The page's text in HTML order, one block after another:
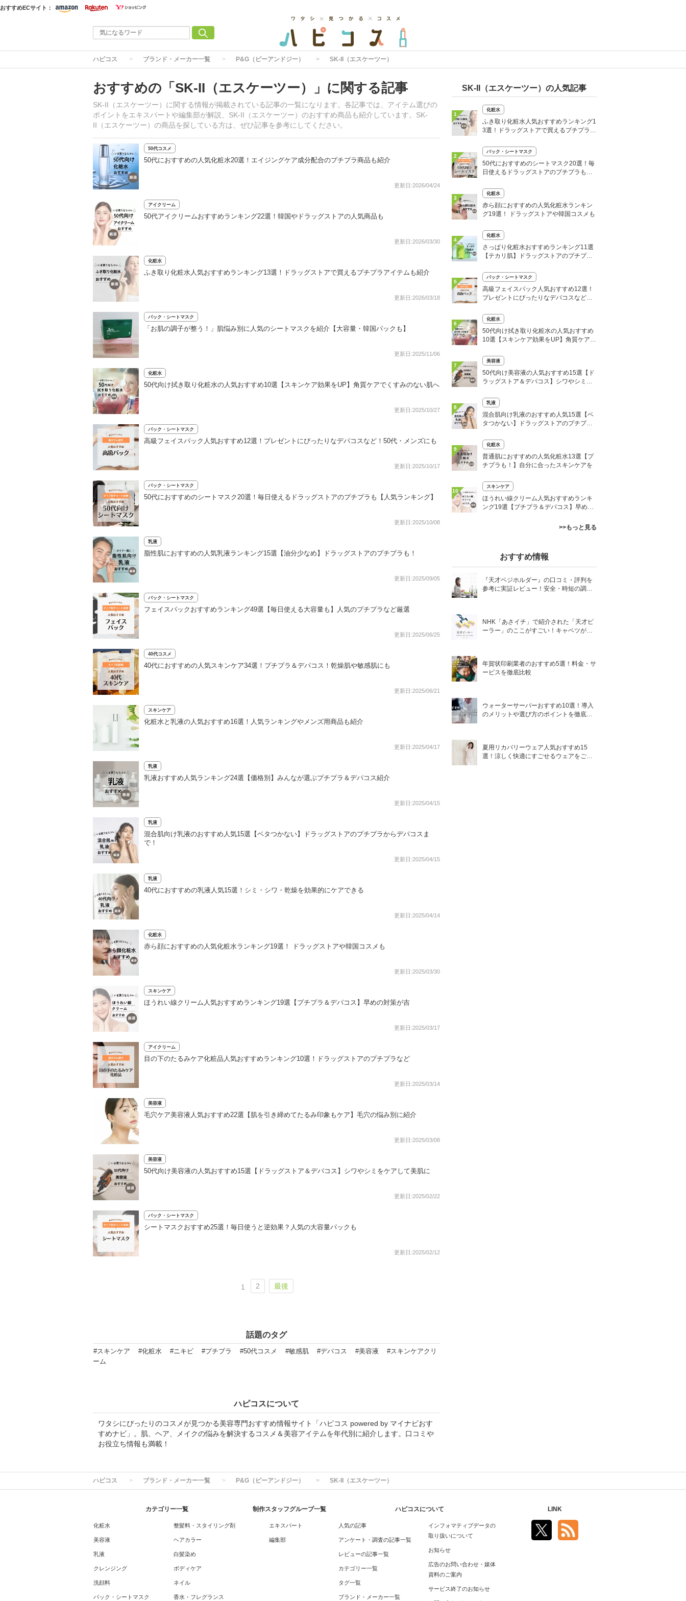
おすすめECサイト：
ハピコス ブランド・メーカー一覧 P&G（ピーアンドジー） SK-II（エスケーツー）
おすすめの「SK-II（エスケーツー）」に関する記事
SK-II（エスケーツー）に関する情報が掲載されている記事の一覧になります。各記事では、アイテム選びの
ポイントをエキスパートや編集部が解説、SK-II（エスケーツー）のおすすめ商品も紹介しています。SK-
II（エスケーツー）の商品を探している方は、ぜひ記事を参考にしてください。
50代コスメ
50代におすすめの人気化粧水20選！エイジングケア成分配合のプチプラ商品も紹介
更新日:2026/04/24
アイクリーム
50代アイクリームおすすめランキング22選！韓国やドラッグストアの人気商品も
更新日:2026/03/30
化粧水
ふき取り化粧水人気おすすめランキング13選！ドラッグストアで買えるプチプラアイテムも紹介
更新日:2026/03/18
パック・シートマスク
「お肌の調子が整う！」肌悩み別に人気のシートマスクを紹介【大容量・韓国パックも】
更新日:2025/11/06
化粧水
50代向け拭き取り化粧水の人気おすすめ10選【スキンケア効果をUP】角質ケアでくすみのない肌へ
更新日:2025/10/27
パック・シートマスク
高級フェイスパック人気おすすめ12選！プレゼントにぴったりなデパコスなど！50代・メンズにも
更新日:2025/10/17
パック・シートマスク
50代におすすめのシートマスク20選！毎日使えるドラッグストアのプチプラも【人気ランキング】
更新日:2025/10/08
乳液
脂性肌におすすめの人気乳液ランキング15選【油分少なめ】ドラッグストアのプチプラも！
更新日:2025/09/05
パック・シートマスク
フェイスパックおすすめランキング49選【毎日使える大容量も】人気のプチプラなど厳選
更新日:2025/06/25
40代コスメ
40代におすすめの人気スキンケア34選！プチプラ＆デパコス！乾燥肌や敏感肌にも
更新日:2025/06/21
スキンケア
化粧水と乳液の人気おすすめ16選！人気ランキングやメンズ用商品も紹介
更新日:2025/04/17
乳液
乳液おすすめ人気ランキング24選【価格別】みんなが選ぶプチプラ＆デパコス紹介
更新日:2025/04/15
乳液
混合肌向け乳液のおすすめ人気15選【ベタつかない】ドラッグストアのプチプラからデパコスま
で！
更新日:2025/04/15
乳液
40代におすすめの乳液人気15選！シミ・シワ・乾燥を効果的にケアできる
更新日:2025/04/14
化粧水
赤ら顔におすすめの人気化粧水ランキング19選！ ドラッグストアや韓国コスメも
更新日:2025/03/30
スキンケア
ほうれい線クリーム人気おすすめランキング19選【プチプラ＆デパコス】早めの対策が吉
更新日:2025/03/17
アイクリーム
目の下のたるみケア化粧品人気おすすめランキング10選！ドラッグストアのプチプラなど
更新日:2025/03/14
美容液
毛穴ケア美容液人気おすすめ22選【肌を引き締めてたるみ印象もケア】毛穴の悩み別に紹介
更新日:2025/03/08
美容液
50代向け美容液の人気おすすめ15選【ドラッグストア＆デパコス】シワやシミをケアして美肌に
更新日:2025/02/22
パック・シートマスク
シートマスクおすすめ25選！毎日使うと逆効果？人気の大容量パックも
更新日:2025/02/12
1 2 最後
話題のタグ
#スキンケア #化粧水 #ニキビ #プチプラ #50代コスメ #敏感肌 #デパコス #美容液
#スキンケアクリ
ーム
ハピコスについて
ワタシにぴったりのコスメが見つかる美容専門おすすめ情報サイト「ハピコス powered by マイナビおす
すめナビ」。肌、ヘア、メイクの悩みを解決するコスメ＆美容アイテムを年代別に紹介します。口コミや
お役立ち情報も満載！
SK-II（エスケーツー）の人気記事
1
化粧水
ふき取り化粧水人気おすすめランキング1
3選！ドラッグストアで買えるプチプラア
2
パック・シートマスク
50代におすすめのシートマスク20選！毎
日使えるドラッグストアのプチプラも
3
化粧水
赤ら顔におすすめの人気化粧水ランキン
グ19選！ ドラッグストアや韓国コスメも
4
化粧水
さっぱり化粧水おすすめランキング11選
【テカリ肌】ドラッグストアのプチプラ
5
パック・シートマスク
高級フェイスパック人気おすすめ12選！
プレゼントにぴったりなデパコスなど！5
6
化粧水
50代向け拭き取り化粧水の人気おすすめ
10選【スキンケア効果をUP】角質ケアで
7
美容液
50代向け美容液の人気おすすめ15選【ド
ラッグストア＆デパコス】シワやシミを
8
乳液
混合肌向け乳液のおすすめ人気15選【ベ
タつかない】ドラッグストアのプチプラ
9
化粧水
普通肌におすすめの人気化粧水13選【プ
チプラも！】自分に合ったスキンケアを
10
スキンケア
ほうれい線クリーム人気おすすめランキ
ング19選【プチプラ＆デパコス】早めの
>>もっと見る
おすすめ情報
『天才ベジホルダー』の口コミ・評判を
参考に実証レビュー！安全・時短の調理
NHK「あさイチ」で紹介された「天才ピ
ーラー」のここがすごい！キャベツがほ
年賀状印刷業者のおすすめ5選！料金・サ
ービスを徹底比較
ウォーターサーバーおすすめ10選！導入
のメリットや選び方のポイントを徹底解
夏用リカバリーウェア人気おすすめ15
選！涼しく快適にすごせるウェアをご紹
ハピコス ブランド・メーカー一覧 P&G（ピーアンドジー） SK-II（エスケーツー）
カテゴリー一覧
化粧水
美容液
乳液
クレンジング
洗顔料
パック・シートマスク
整髪料・スタイリング剤
ヘアカラー
白髪染め
ボディケア
ネイル
香水・フレグランス
制作スタッフグループ一覧
エキスパート
編集部
ハピコスについて
人気の記事
アンケート・調査の記事一覧
レビューの記事一覧
カテゴリー一覧
タグ一覧
ブランド・メーカー一覧
インフォマティブデータの
取り扱いについて
お知らせ
広告のお問い合わせ・媒体
資料のご案内
サービス終了のお知らせ
LINK